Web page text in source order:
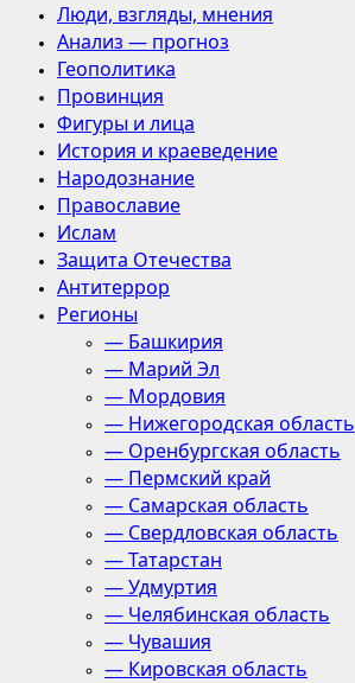
Люди, взгляды, мнения
Анализ — прогноз
Геополитика
Провинция
Фигуры и лица
История и краеведение
Народознание
Православие
Ислам
Защита Отечества
Антитеррор
Регионы
— Башкирия
— Марий Эл
— Мордовия
— Нижегородская область
— Оренбургская область
— Пермский край
— Самарская область
— Свердловская область
— Татарстан
— Удмуртия
— Челябинская область
— Чувашия
— Кировская область